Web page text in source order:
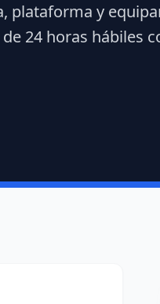
plataforma y
24 horas hábiles